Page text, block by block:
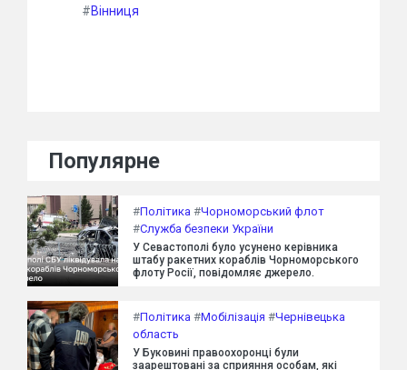
#Вінниця
Популярне
#Політика #Чорноморський флот
#Служба безпеки України
У Севастополі було усунено керівника
штабу ракетних кораблів Чорноморського
флоту Росії, повідомляє джерело.
#Політика #Мобілізація #Чернівецька
область
У Буковині правоохоронці були
заарештовані за сприяння особам, які